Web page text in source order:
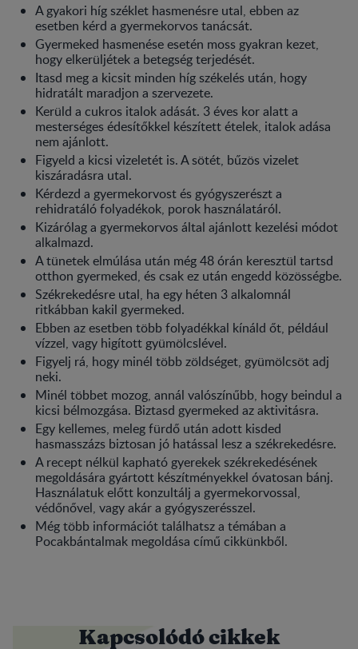
A gyakori híg széklet hasmenésre utal, ebben az
esetben kérd a gyermekorvos tanácsát.
Gyermeked hasmenése esetén moss gyakran kezet,
hogy elkerüljétek a betegség terjedését.
Itasd meg a kicsit minden híg székelés után, hogy
hidratált maradjon a szervezete.
Kerüld a cukros italok adását. 3 éves kor alatt a
mesterséges édesítőkkel készített ételek, italok adása
nem ajánlott.
Figyeld a kicsi vizeletét is. A sötét, bűzös vizelet
kiszáradásra utal.
Kérdezd a gyermekorvost és gyógyszerészt a
rehidratáló folyadékok, porok használatáról.
Kizárólag a gyermekorvos által ajánlott kezelési módot
alkalmazd.
A tünetek elmúlása után még 48 órán keresztül tartsd
otthon gyermeked, és csak ez után engedd közösségbe.
Székrekedésre utal, ha egy héten 3 alkalomnál
ritkábban kakil gyermeked.
Ebben az esetben több folyadékkal kínáld őt, például
vízzel, vagy higított gyümölcslével.
Figyelj rá, hogy minél több zöldséget, gyümölcsöt adj
neki.
Minél többet mozog, annál valószínűbb, hogy beindul a
kicsi bélmozgása. Biztasd gyermeked az aktivitásra.
Egy kellemes, meleg fürdő után adott kisded
hasmasszázs biztosan jó hatással lesz a székrekedésre.
A recept nélkül kapható gyerekek székrekedésének
megoldására gyártott készítményekkel óvatosan bánj.
Használatuk előtt konzultálj a gyermekorvossal,
védőnővel, vagy akár a gyógyszerésszel.
Még több információt találhatsz a témában a
Pocakbántalmak megoldása című cikkünkből.
Kapcsolódó cikkek